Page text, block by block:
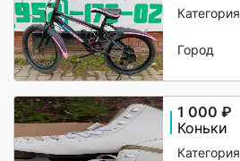
Категория
Город
1 000 ₽
Коньки
Категория